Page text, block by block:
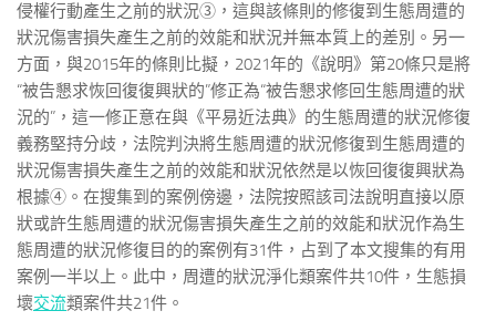
侵權行動產生之前的狀況③，這與該條則的修復到生態周遭的
狀況傷害損失產生之前的效能和狀況并無本質上的差別。另一
方面，與2015年的條則比擬，2021年的《說明》第20條只是將
“被告懇求恢回復復興狀的”修正為“被告懇求修回生態周遭的狀
況的”，這一修正意在與《平易近法典》的生態周遭的狀況修復
義務堅持分歧，法院判決將生態周遭的狀況修復到生態周遭的
狀況傷害損失產生之前的效能和狀況依然是以恢回復復興狀為
根據④。在搜集到的案例傍邊，法院按照該司法說明直接以原
狀或許生態周遭的狀況傷害損失產生之前的效能和狀況作為生
態周遭的狀況修復目的的案例有31件，占到了本文搜集的有用
案例一半以上。此中，周遭的狀況淨化類案件共10件，生態損
壞交流類案件共21件。